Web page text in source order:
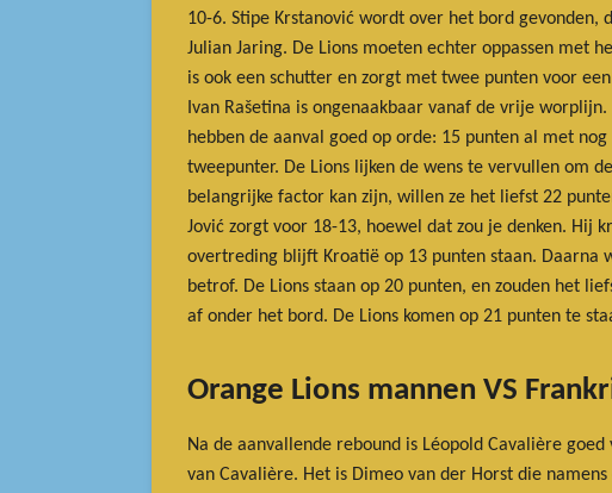
10-6. Stipe Krstanović wordt over het bord
Julian Jaring. De Lions moeten echter oppassen met
is ook een schutter en zorgt met twee punten voor
Ivan Rašetina is ongenaakbaar vanaf de vrije
hebben de aanval goed op orde: 15 punten al met
tweepunter. De Lions lijken de wens te vervullen om
belangrijke factor kan zijn, willen ze het liefst 22
Jović zorgt voor 18-13, hoewel dat zou je denken. Hij
overtreding blijft Kroatië op 13 punten staan. Daarna
betrof. De Lions staan op 20 punten, en zouden het
af onder het bord. De Lions komen op 21 punten te
Orange Lions mannen VS
Na de aanvallende rebound is Léopold Cavalière
van Cavalière. Het is Dimeo van der Horst die